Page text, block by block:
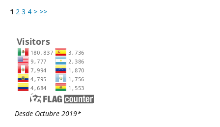
1 2 3 4 > >>
Desde Octubre 2019*